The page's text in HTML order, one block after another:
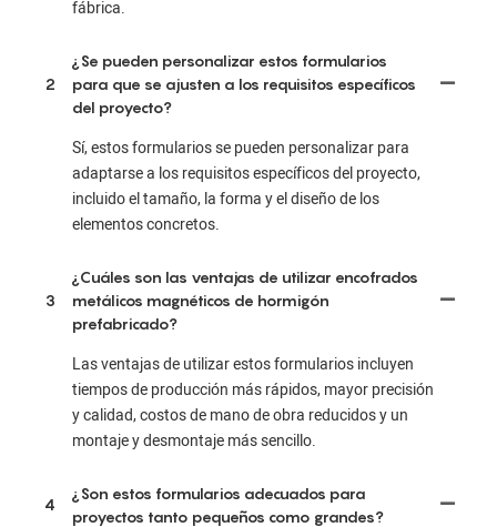
fábrica.
2
¿Se pueden personalizar estos formularios
para que se ajusten a los requisitos específicos
del proyecto?
Sí, estos formularios se pueden personalizar para
adaptarse a los requisitos específicos del proyecto,
incluido el tamaño, la forma y el diseño de los
elementos concretos.
3
¿Cuáles son las ventajas de utilizar encofrados
metálicos magnéticos de hormigón
prefabricado?
Las ventajas de utilizar estos formularios incluyen
tiempos de producción más rápidos, mayor precisión
y calidad, costos de mano de obra reducidos y un
montaje y desmontaje más sencillo.
4
¿Son estos formularios adecuados para
proyectos tanto pequeños como grandes?